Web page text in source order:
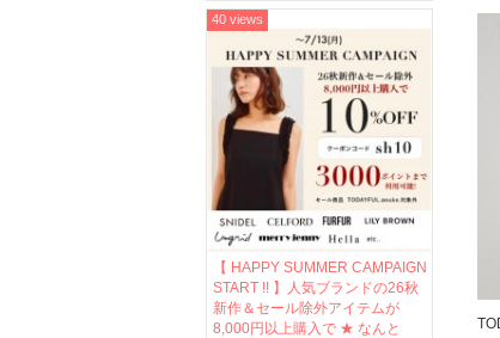
【 HAPPY SUMMER CAMPAIGN
START !! 】人気ブランドの26秋
新作＆セール除外アイテムが
8,000円以上購入で ★ なんと
40 views
ー